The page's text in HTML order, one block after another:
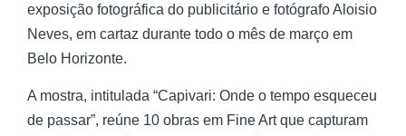
exposição fotográfica do publicitário e fotógrafo Aloisio
Neves, em cartaz durante todo o mês de março em
Belo Horizonte.
A mostra, intitulada “Capivari: Onde o tempo esqueceu
de passar”, reúne 10 obras em Fine Art que capturam